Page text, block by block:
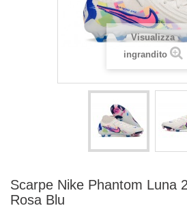
Visualizza
ingrandito
Scarpe Nike Phantom Luna
Rosa Blu